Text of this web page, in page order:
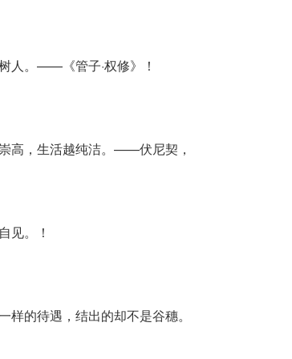
人。——《管子·权修》！
高，生活越纯洁。——伏尼契，
见。！
样的待遇，结出的却不是谷穗。